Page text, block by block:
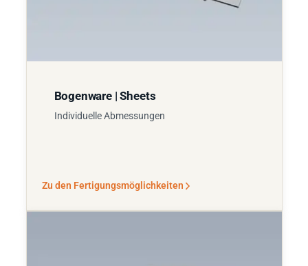
Bogenware | Sheets
Individuelle Abmessungen
Zu den Fertigungsmöglichkeiten